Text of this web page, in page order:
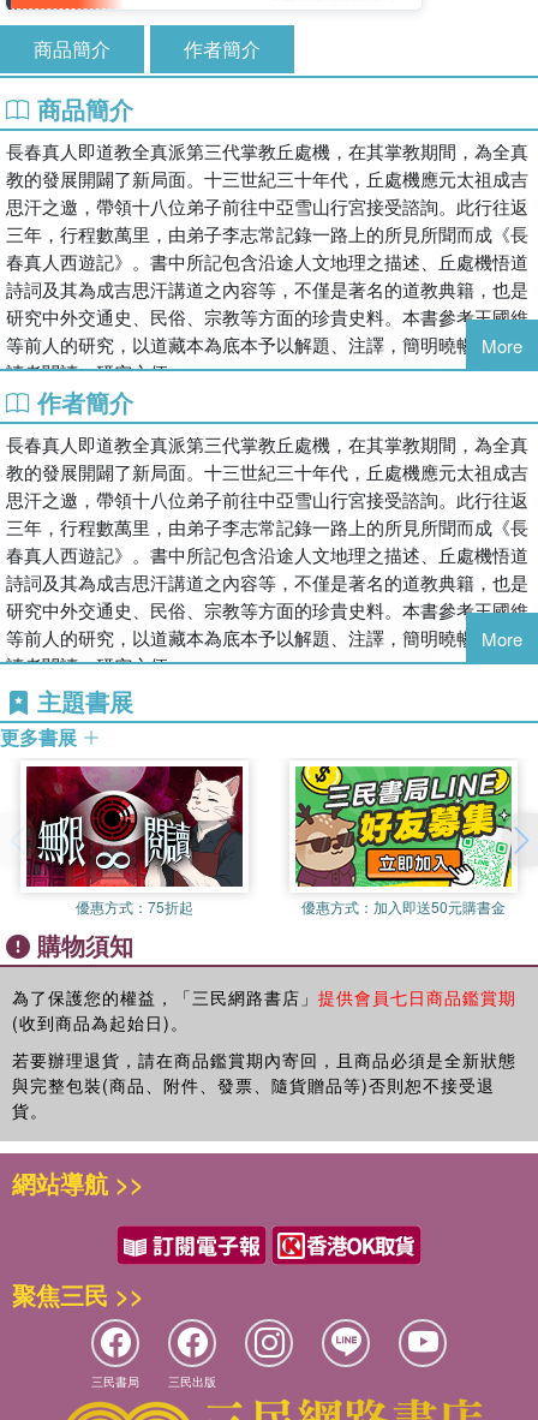
商品簡介 作者簡介
商品簡介
長春真人即道教全真派第三代掌教丘處機，在其掌教期間，為全真
教的發展開闢了新局面。十三世紀三十年代，丘處機應元太祖成吉
思汗之邀，帶領十八位弟子前往中亞雪山行宮接受諮詢。此行往返
三年，行程數萬里，由弟子李志常記錄一路上的所見所聞而成《長
春真人西遊記》。書中所記包含沿途人文地理之描述、丘處機悟道
詩詞及其為成吉思汗講道之內容等，不僅是著名的道教典籍，也是
研究中外交通史、民俗、宗教等方面的珍貴史料。本書參考王國維
等前人的研究，以道藏本為底本予以解題、注譯，簡明曉暢，提供
讀者閱讀、研究之便。
More
作者簡介
長春真人即道教全真派第三代掌教丘處機，在其掌教期間，為全真
教的發展開闢了新局面。十三世紀三十年代，丘處機應元太祖成吉
思汗之邀，帶領十八位弟子前往中亞雪山行宮接受諮詢。此行往返
三年，行程數萬里，由弟子李志常記錄一路上的所見所聞而成《長
春真人西遊記》。書中所記包含沿途人文地理之描述、丘處機悟道
詩詞及其為成吉思汗講道之內容等，不僅是著名的道教典籍，也是
研究中外交通史、民俗、宗教等方面的珍貴史料。本書參考王國維
等前人的研究，以道藏本為底本予以解題、注譯，簡明曉暢，提供
讀者閱讀、研究之便。
More
主題書展
更多書展
優惠方式： 75折起 優惠方式： 加入即送50元購書金
購物須知
為了保護您的權益，「三民網路書店」 提供會員七日商品鑑賞期
(收到商品為起始日)。
若要辦理退貨，請在商品鑑賞期內寄回，且商品必須是全新狀態
與完整包裝(商品、附件、發票、隨貨贈品等)否則恕不接受退
貨。
網站導航 >>
聚焦三民 >>
三民書局 三民出版